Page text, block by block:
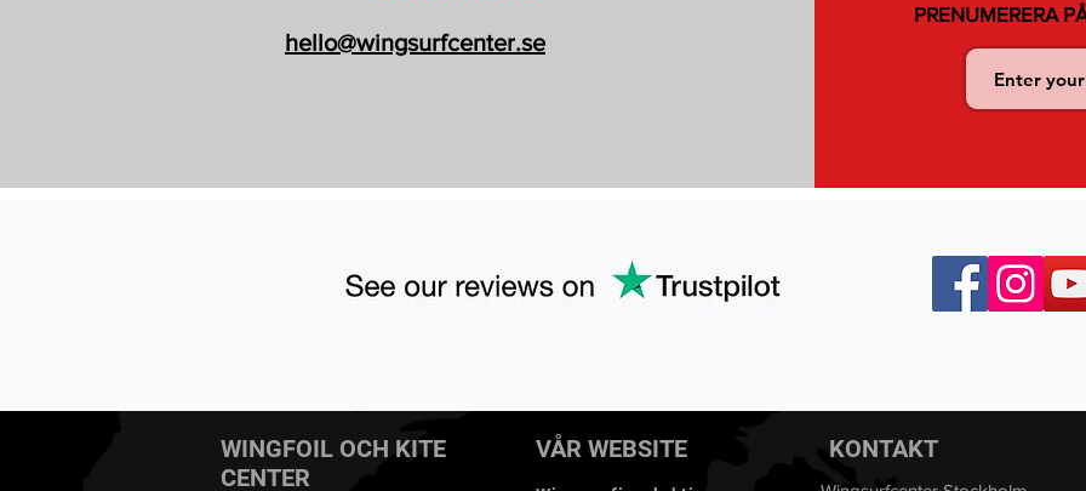
hello@wingsurfcenter.se
PRENUMERERA
WINGFOIL OCH KITE
CENTER
VÅR WEBSITE KONTAKT